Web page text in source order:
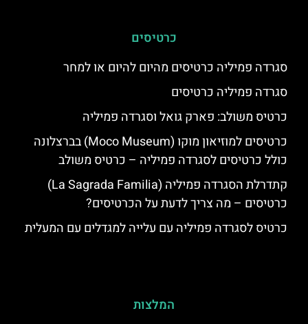
כרטיסים
סגרדה פמיליה כרטיסים מהיום להיום או למחר
סגרדה פמיליה כרטיסים
כרטיס משולב: פארק גואל וסגרדה פמיליה
כרטיסים למוזיאון מוקו (Moco Museum) בברצלונה
כולל כרטיסים לסגרדה פמיליה – כרטיס משולב
קתדרלת הסגרדה פמיליה (La Sagrada Familia)
כרטיסים – מה צריך לדעת על הכרטיסים?
כרטיס לסגרדה פמיליה עם עלייה למגדלים עם המעלית
המלצות